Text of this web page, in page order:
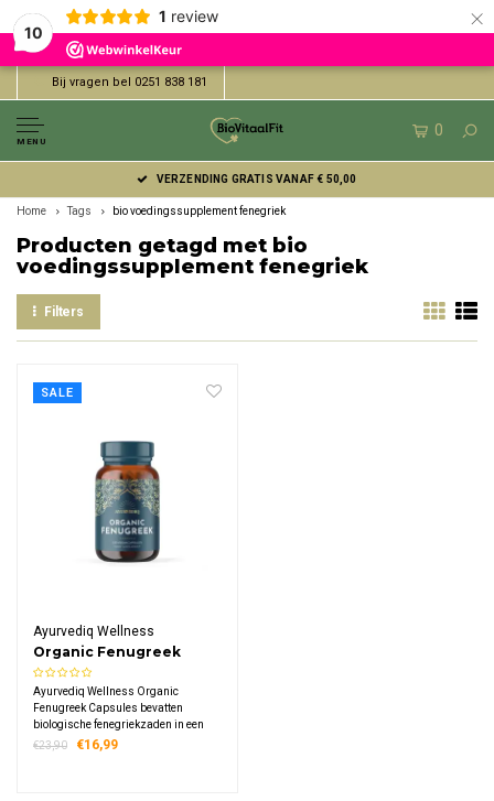
10
1 review ×
Bij vragen bel 0251 838 181
MENU
0
VERZENDING GRATIS VANAF € 50,00
Home Tags bio voedingssupplement fenegriek
Producten getagd met bio
voedingssupplement fenegriek
Filters
SALE
Ayurvediq Wellness
Organic Fenugreek
Capsules
Ayurvediq Wellness Organic
Fenugreek Capsules bevatten
biologische fenegriekzaden in een
praktisch formaat van 120 capsules
€23,90 €16,99